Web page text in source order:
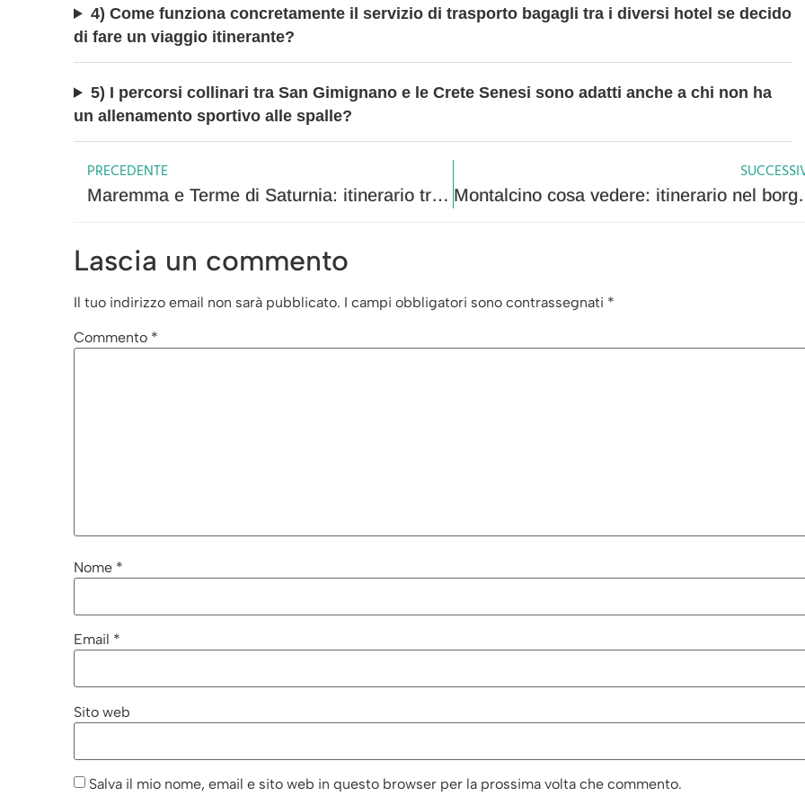
4) Come funziona concretamente il servizio di trasporto bagagli tra i diversi hotel se decido
di fare un viaggio itinerante?
5) I percorsi collinari tra San Gimignano e le Crete Senesi sono adatti anche a chi non ha
un allenamento sportivo alle spalle?
PRECEDENTE
Maremma e Terme di Saturnia: itinerario tra borghi storici e cascate libere
Montalcino cosa
Lascia un commento
Il tuo indirizzo email non sarà pubblicato. I campi obbligatori sono contrassegnati *
Commento *
Nome *
Email *
Sito web
Salva il mio nome, email e sito web in questo browser per la prossima volta che commento.